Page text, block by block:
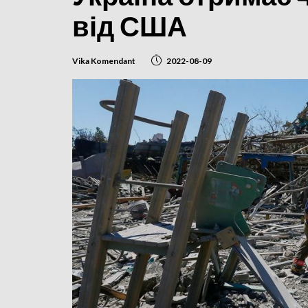
від США
Vika Komendant 2022-08-09